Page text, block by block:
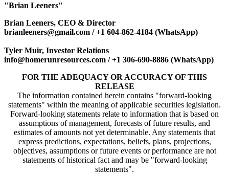
"Brian Leeners"
Brian Leeners, CEO & Director
brianleeners@gmail.com / +1 604-862-4184 (WhatsApp)
Tyler Muir, Investor Relations
info@homerunresources.com / +1 306-690-8886 (WhatsApp)
FOR THE ADEQUACY OR ACCURACY OF THIS
RELEASE
The information contained herein contains "forward-looking
statements" within the meaning of applicable securities legislation.
Forward-looking statements relate to information that is based on
assumptions of management, forecasts of future results, and
estimates of amounts not yet determinable. Any statements that
express predictions, expectations, beliefs, plans, projections,
objectives, assumptions or future events or performance are not
statements of historical fact and may be "forward-looking
statements".